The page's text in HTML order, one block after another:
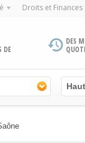
Droits et Finances
DE
DES